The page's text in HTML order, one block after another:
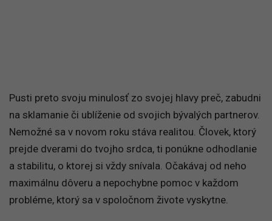
Pusti preto svoju minulosť zo svojej hlavy preč, zabudni
na sklamanie či ublíženie od svojich bývalých partnerov.
Nemožné sa v novom roku stáva realitou. Človek, ktorý
prejde dverami do tvojho srdca, ti ponúkne odhodlanie
a stabilitu, o ktorej si vždy snívala. Očakávaj od neho
maximálnu dôveru a nepochybne pomoc v každom
probléme, ktorý sa v spoločnom živote vyskytne.